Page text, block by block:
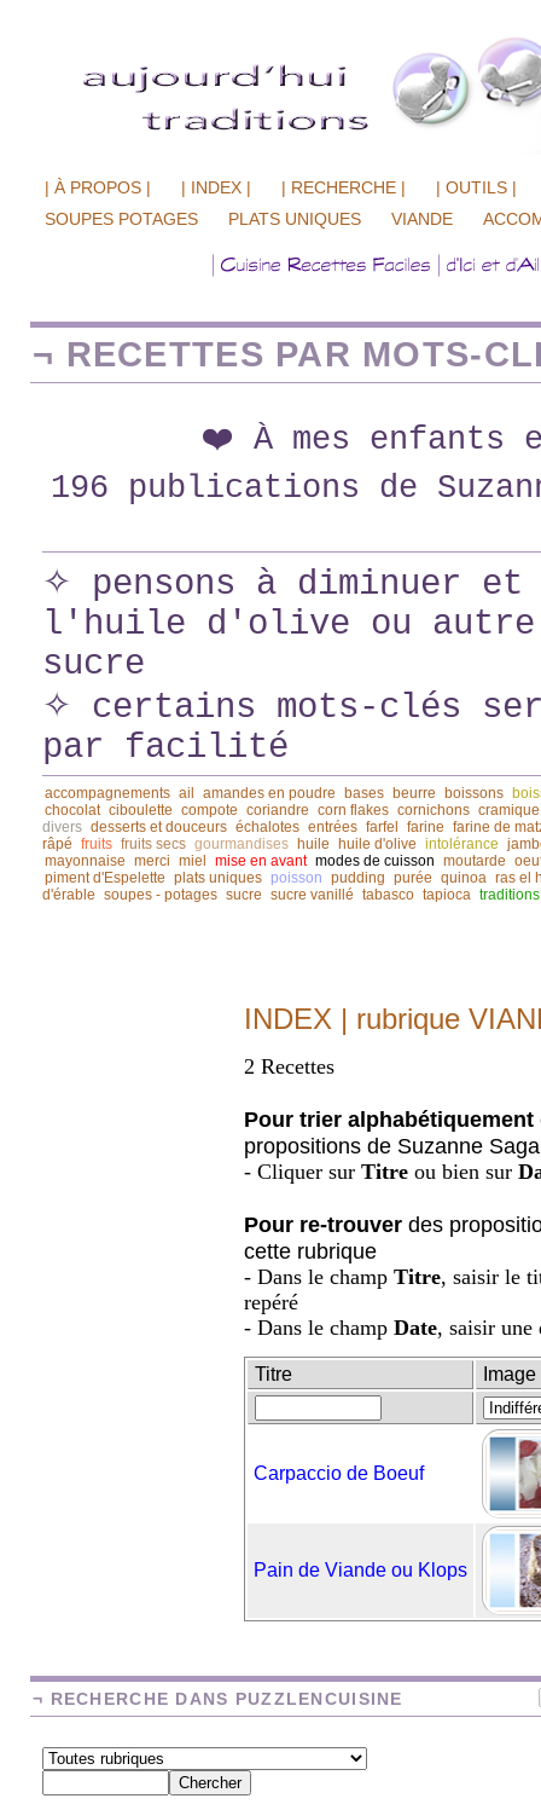
| À PROPOS | | INDEX | | RECHERCHE |
| OUTILS |
SOUPES POTAGES
PLATS UNIQUES VIANDE
¬ RECETTES PAR MOTS-
❤️ À mes enfants
196 publications de
✧ pensons à diminuer
l'huile d'olive ou autre
sucre
✧ certains mots-clés
par facilité
accompagnements ail amandes en poudre bases beurre boissons
chocolat ciboulette compote coriandre corn flakes cornichons cramique
divers desserts et douceurs échalotes entrées farfel farine farine de
râpé fruits fruits secs gourmandises huile huile d'olive intolérance
mayonnaise merci miel mise en avant modes de cuisson moutarde
piment d'Espelette plats uniques poisson pudding purée quinoa ras el
d'érable soupes - potages sucre sucre vanillé tabasco tapioca traditions
INDEX | rubrique
2 Recettes
Pour trier alphabétiquement
propositions de Suzanne
- Cliquer sur Titre ou bien sur
Pour re-trouver des
cette rubrique
- Dans le champ Titre, saisir le
repéré
- Dans le champ Date, saisir une
Titre Image
Carpaccio de Boeuf
Pain de Viande ou Klops
¬ RECHERCHE DANS PUZZLENCUISINE